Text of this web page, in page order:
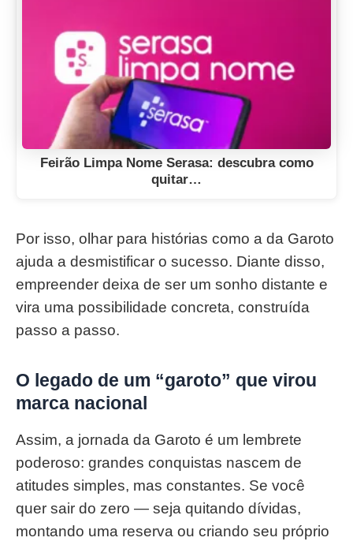
Feirão Limpa Nome Serasa: descubra como
quitar…
Por isso, olhar para histórias como a da Garoto
ajuda a desmistificar o sucesso. Diante disso,
empreender deixa de ser um sonho distante e
vira uma possibilidade concreta, construída
passo a passo.
O legado de um “garoto” que virou
marca nacional
Assim, a jornada da Garoto é um lembrete
poderoso: grandes conquistas nascem de
atitudes simples, mas constantes. Se você
quer sair do zero — seja quitando dívidas,
montando uma reserva ou criando seu próprio